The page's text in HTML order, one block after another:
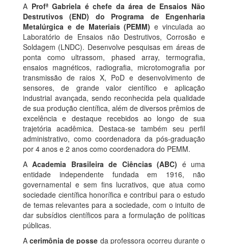
A Profª Gabriela é chefe da área de Ensaios Não
Destrutivos (END) do Programa de Engenharia
Metalúrgica e de Materiais (PEMM) e vinculada ao
Laboratório de Ensaios não Destrutivos, Corrosão e
Soldagem (LNDC). Desenvolve pesquisas em áreas de
ponta como ultrassom, phased array, termografia,
ensaios magnéticos, radiografia, microtomografia por
transmissão de raios X, PoD e desenvolvimento de
sensores, de grande valor científico e aplicação
industrial avançada, sendo reconhecida pela qualidade
de sua produção científica, além de diversos prêmios de
excelência e destaque recebidos ao longo de sua
trajetória acadêmica. Destaca-se também seu perfil
administrativo, como coordenadora da pós-graduação
por 4 anos e 2 anos como coordenadora do PEMM.
AAcademia Brasileira de Ciências (ABC) é uma
entidade independente fundada em 1916, não
governamental e sem fins lucrativos, que atua como
sociedade científica honorífica e contribui para o estudo
de temas relevantes para a sociedade, com o intuito de
dar subsídios científicos para a formulação de políticas
públicas.
Acerimônia de posse da professora ocorreu durante o